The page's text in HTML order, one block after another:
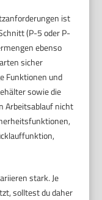
ist
(P-5 oder P-
ebenso
sicher
Funktionen und
sowie die
Arbeitsablauf nicht
stark. Je
solltest du daher